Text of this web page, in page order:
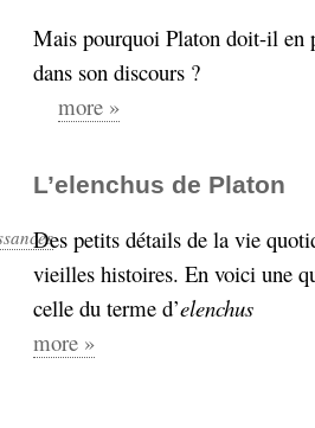
Mais pourquoi Platon doit-il en
dans son discours ?
more »
L’elenchus de Platon
Des petits détails de la vie
vieilles histoires. En voici une
celle du terme d’elenchus
more »